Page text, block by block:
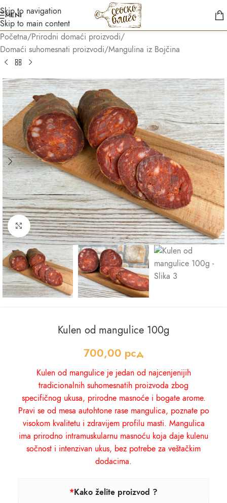
Skip to navigation
Skip to main content
MENI
Početna/Prirodni domaći proizvodi/
Domaći suhomesnati proizvodi/Mangulina iz Bojčina
Kliknite za uvećanje
Kulen od mangulice 100g
700,00 рсд
Kulen od mangulice je jedan od najcenjenijih
tradicionalnih suhomesnatih proizvoda zbog
specifičnog ukusa, prirodne masnoće i bogate arome.
Pravi se od mesa autohtone rase mangulica, poznate po
visokom kvalitetu i zdravijem profilu masti. Mangulica
ima prirodno intramuskularnu masnoću koja daje kulenu
sočnost i intenzivan ukus, bez potrebe za veštačkim
dodacima.
*Kako želite proizvod ?
● Dostupan — Seosko blago